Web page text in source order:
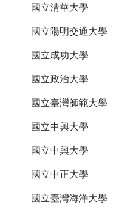
國立清華大學
國立陽明交通大學
國立成功大學
國立政治大學
國立臺灣師範大學
國立中興大學
國立中興大學
國立中正大學
國立臺灣海洋大學